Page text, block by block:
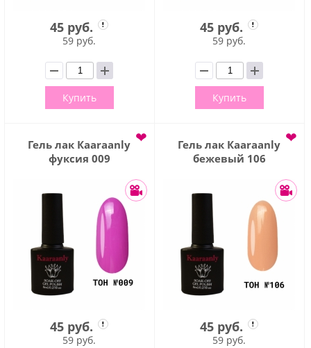
45 руб.
59 руб.
Купить
45 руб.
59 руб.
Купить
Гель лак Кaaraanly
фуксия 009
❤
45 руб.
59 руб.
Гель лак Кaaraanly
бежевый 106
❤
45 руб.
59 руб.